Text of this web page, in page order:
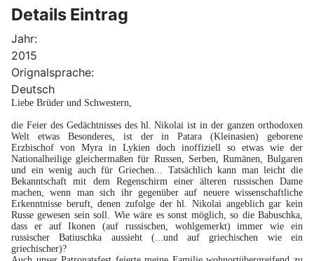
Details Eintrag
Jahr:
2015
Orignalsprache:
Deutsch
Liebe Brüder und Schwestern,
die Feier des Gedächtnisses des hl. Nikolai ist in der ganzen orthodoxen
Welt etwas Besonderes, ist der in Patara (Kleinasien) geborene
Erzbischof von Myra in Lykien doch inoffiziell so etwas wie der
Nationalheilige gleichermaßen für Russen, Serben, Rumänen, Bulgaren
und ein wenig auch für Griechen... Tatsächlich kann man leicht die
Bekanntschaft mit dem Regenschirm einer älteren russischen Dame
machen, wenn man sich ihr gegenüber auf neuere wissenschaftliche
Erkenntnisse beruft, denen zufolge der hl. Nikolai angeblich gar kein
Russe gewesen sein soll. Wie wäre es sonst möglich, so die Babuschka,
dass er auf Ikonen (auf russischen, wohlgemerkt) immer wie ein
russischer Batiuschka aussieht (...und auf griechischen wie ein
griechischer)?